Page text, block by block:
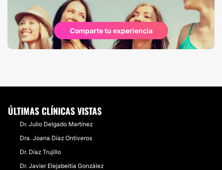
Comparte tu experiencia
ÚLTIMAS CLÍNICAS VISTAS
Dr. Julio Delgado Martínez
Dra. Joana Díaz Ontiveros
Dr. Díaz Trujillo
Dr. Javier Elejabeitia González